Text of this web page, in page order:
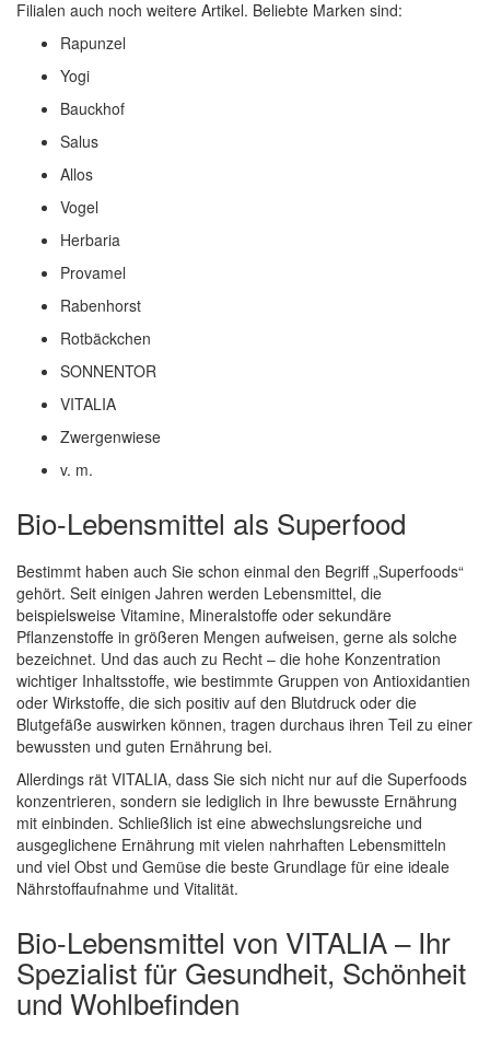
Filialen auch noch weitere Artikel. Beliebte Marken sind:
Rapunzel
Yogi
Bauckhof
Salus
Allos
Vogel
Herbaria
Provamel
Rabenhorst
Rotbäckchen
SONNENTOR
VITALIA
Zwergenwiese
v. m.
Bio-Lebensmittel als Superfood
Bestimmt haben auch Sie schon einmal den Begriff „Superfoods“
gehört. Seit einigen Jahren werden Lebensmittel, die
beispielsweise Vitamine, Mineralstoffe oder sekundäre
Pflanzenstoffe in größeren Mengen aufweisen, gerne als solche
bezeichnet. Und das auch zu Recht – die hohe Konzentration
wichtiger Inhaltsstoffe, wie bestimmte Gruppen von Antioxidantien
oder Wirkstoffe, die sich positiv auf den Blutdruck oder die
Blutgefäße auswirken können, tragen durchaus ihren Teil zu einer
bewussten und guten Ernährung bei.
Allerdings rät VITALIA, dass Sie sich nicht nur auf die Superfoods
konzentrieren, sondern sie lediglich in Ihre bewusste Ernährung
mit einbinden. Schließlich ist eine abwechslungsreiche und
ausgeglichene Ernährung mit vielen nahrhaften Lebensmitteln
und viel Obst und Gemüse die beste Grundlage für eine ideale
Nährstoffaufnahme und Vitalität.
Bio-Lebensmittel von VITALIA – Ihr
Spezialist für Gesundheit, Schönheit
und Wohlbefinden